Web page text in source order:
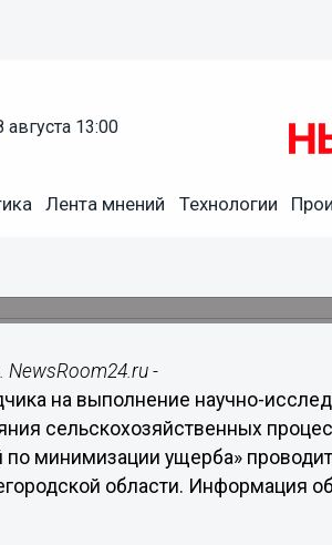
августа 13:00
Лента мнений Технологии
будет исследовано в
-
на выполнение научно-
сельскохозяйственных
по минимизации ущерба»
области. Информация